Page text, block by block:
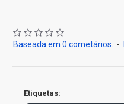
Baseada em 0 cometários. -
Etiquetas: